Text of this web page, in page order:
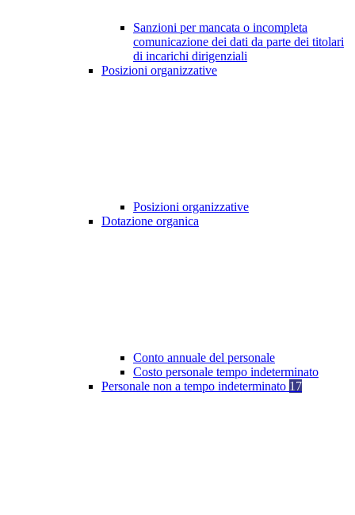
Sanzioni per mancata o incompleta
comunicazione dei dati da parte dei titolari
di incarichi dirigenziali
Posizioni organizzative
Posizioni organizzative
Dotazione organica
Conto annuale del personale
Costo personale tempo indeterminato
Personale non a tempo indeterminato 17